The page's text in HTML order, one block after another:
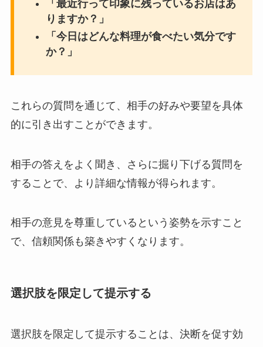
「最近行って印象に残っているお店はあ
りますか？」
「今日はどんな料理が食べたい気分です
か？」
これらの質問を通じて、相手の好みや要望を具体
的に引き出すことができます。
相手の答えをよく聞き、さらに掘り下げる質問を
することで、より詳細な情報が得られます。
相手の意見を尊重しているという姿勢を示すこと
で、信頼関係も築きやすくなります。
選択肢を限定して提示する
選択肢を限定して提示することは、決断を促す効